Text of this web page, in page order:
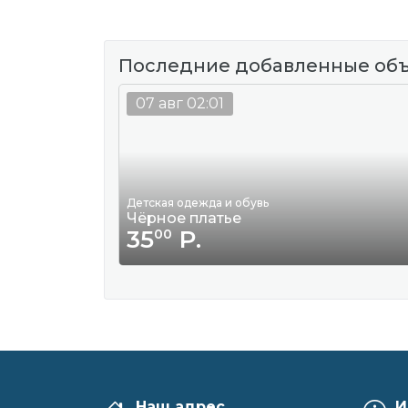
Последние добавленные
Детская одежда и обувь
Чёрное платье
3500 Р.
07 авг 02:01